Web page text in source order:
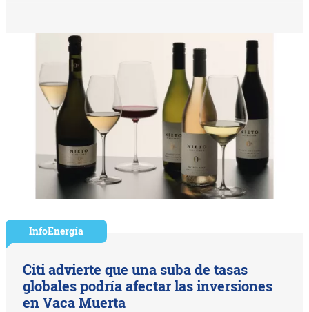
InfoEnergía
Citi advierte que una suba de tasas
globales podría afectar las inversiones
en Vaca Muerta